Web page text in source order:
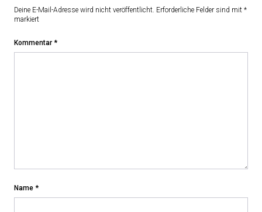
Deine E-Mail-Adresse wird nicht veröffentlicht. Erforderliche Felder sind mit *
markiert
Kommentar *
Name *